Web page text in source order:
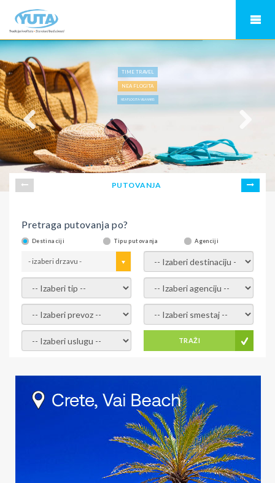
TIME TRAVEL
NEA FLOGITA
NEA FLOGITA-VILA HARIS
PUTOVANJA
Pretraga putovanja po?
Destinaciji Tipu putovanja Agenciji
- izaberi drzavu - - izaberi destinaciju -
- izaberi tip - - izaberi agenciju -
- izaberi prevoz - - Izaberite smestaj -
- Izaberite uslugu - TRAŽI